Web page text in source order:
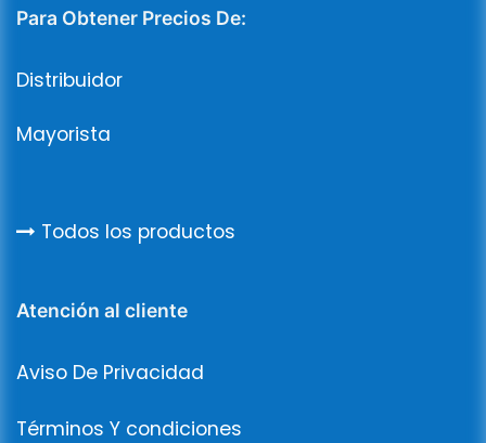
Para Obtener Precios De:
Distribuidor
Mayorista
Todos los productos
Atención al cliente
Aviso De Privacidad
Términos Y condiciones